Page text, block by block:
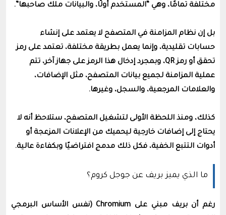
مختلفة تمامًا، وهي “المستخدم أولًا، والبيانات ملك صاحبها”.
بل إن نظام المزامنة في المتصفح لا يعتمد على إنشاء
حسابات تقليدية، وإنما يعمل بطريقة مختلفة، تعتمد على رمز
تحقق أو رمز QR، وبمجرد إدخال هذا الرمز على جهاز آخر، تتم
عملية المزامنة لجميع بيانات المتصفح، مثل الإضافات،
والعلامات المرجعية، والسجل، وغيرها.
كذلك، ومنذ اللحظة الأولى لتشغيل المتصفح، ستلاحظ أنه لا
يحتاج إلى إضافات خارجية ليحميك من الإعلانات المزعجة أو
أدوات التتبع الخفية، فكل ذلك مدمج افتراضيًا وبكفاءة عالية.
ما الذي يميز بريف عن جوجل كروم؟
رغم أن بريف مبني على Chromium (نفس الأساس البرمجي